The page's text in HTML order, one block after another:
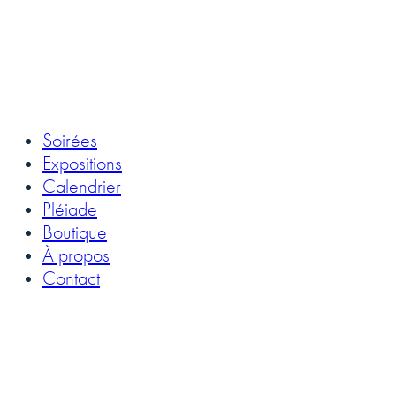
Soirées
Expositions
Calendrier
Pléiade
Boutique
À propos
Contact